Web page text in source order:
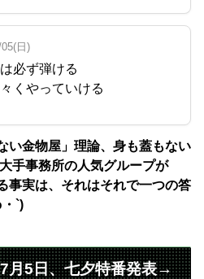
日)
必ず弾ける
くやっていける
い金物屋」理論、身も蓋もない
手事務所の人気グループが
事実は、それはそれで一つの答
`)
月5日、七夕特番発表→